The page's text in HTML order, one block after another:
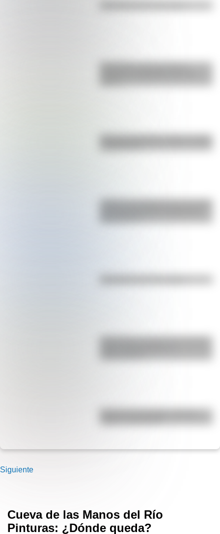
Efemérides: tres cosas que
¿Sabías que Argentina tuvo la torre
Guatemala: por qué es uno de los
Bandera de Colombia: historia,
Siguiente
Cueva de las Manos del Río
Pinturas: ¿Dónde queda?